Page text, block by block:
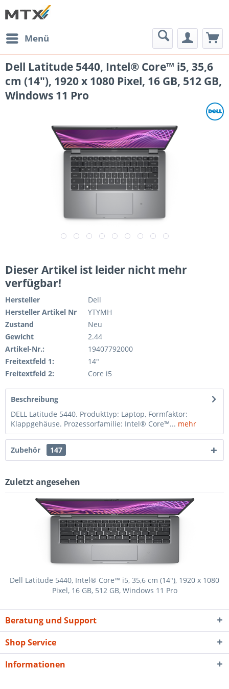
Menü
Dell Latitude 5440, Intel® Core™ i5, 35,6
cm (14"), 1920 x 1080 Pixel, 16 GB, 512 GB,
Windows 11 Pro
Dieser Artikel ist leider nicht mehr
verfügbar!
Hersteller
Dell
Hersteller Artikel Nr
YTYMH
Zustand
Neu
Gewicht
2.44
Artikel-Nr.:
19407792000
Freitextfeld 1:
14"
Freitextfeld 2:
Core i5
Beschreibung
DELL Latitude 5440. Produkttyp: Laptop, Formfaktor:
Klappgehäuse. Prozessorfamilie: Intel® Core™... mehr
Zubehör 147
Zuletzt angesehen
Dell Latitude 5440, Intel® Core™ i5, 35,6 cm (14"), 1920 x 1080
Pixel, 16 GB, 512 GB, Windows 11 Pro
Beratung und Support
Shop Service
Informationen